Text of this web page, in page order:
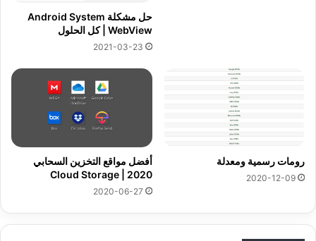
حل مشكلة Android System
WebView | كل الحلول
2021-03-23
رومات رسمية ومعدلة
2020-12-09
أفضل مواقع التخزين السحابي
2020 | Cloud Storage
2020-06-27